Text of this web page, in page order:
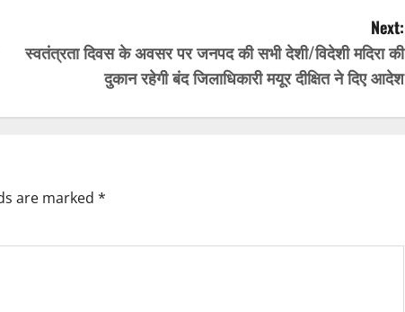
Next:
स्वतंत्रता दिवस के अवसर पर जनपद की सभी देशी/विदेशी मदिरा की
दुकान रहेगी बंद जिलाधिकारी मयूर दीक्षित ने दिए आदेश
are marked *